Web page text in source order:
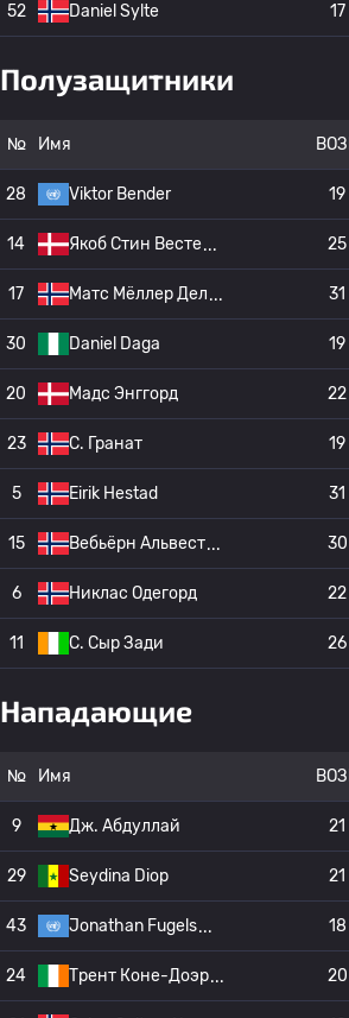
52 Daniel Sylte 17
Полузащитники
№ Имя
28 Viktor Bender 19
14 Якоб Стин Весте 25
17 Матс Мёллер Дел 31
30 Daniel Daga 19
20 Мадс Энггорд 22
23 С. Гранат 19
5 Eirik Hestad 31
15 Вебьёрн Альвест 30
6 Никлас Одегорд 22
11 C. Сыр Зади 26
Нападающие
№ Имя
9 Дж. Абдуллай 21
29 Seydina Diop 21
43 Jonathan Fugels 18
24 Трент Коне-Доэр 20